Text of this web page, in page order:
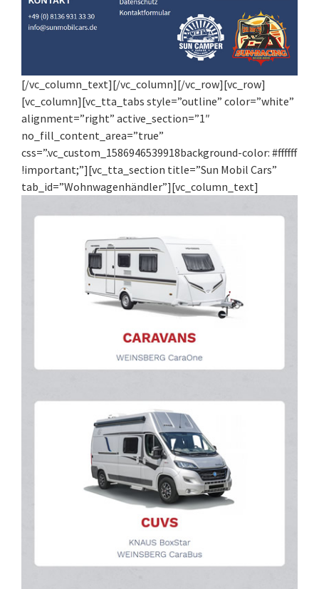
[/vc_column_text][/vc_column][/vc_row][vc_row]
[vc_column][vc_tta_tabs style=”outline” color=”white”
alignment=”right” active_section=”1″
no_fill_content_area=”true”
css=”.vc_custom_1586946539918background-color: #ffffff
!important;”][vc_tta_section title=”Sun Mobil Cars”
tab_id=”Wohnwagenhändler”][vc_column_text]